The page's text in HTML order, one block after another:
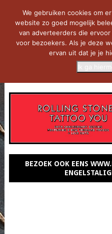
BEZOEK OOK EENS
We gebruiken cookies om
website zo goed mogelijk
van adverteerders die
voor bezoekers. Als je deze
ervan uit dat je je
Ik ga